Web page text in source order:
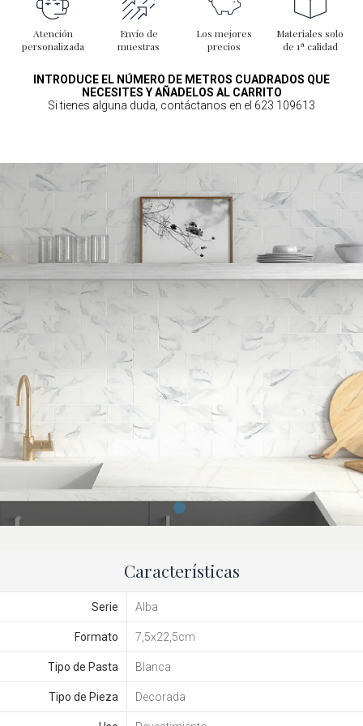
Atención
personalizada
Envío de
muestras
Los mejores
precios
Materiales solo
de 1ª calidad
INTRODUCE EL NÚMERO DE METROS CUADRADOS QUE
NECESITES Y AÑADELOS AL CARRITO
Si tienes alguna duda, contáctanos en el 623 109613
Características
Serie Alba
Formato 7,5x22,5cm
Tipo de Pasta Blanca
Tipo de Pieza Decorada